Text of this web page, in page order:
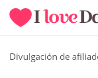
Divulgación de